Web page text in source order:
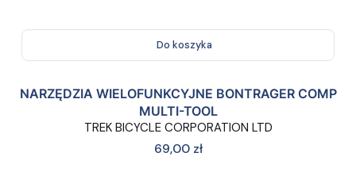
Do koszyka
NARZĘDZIA WIELOFUNKCYJNE BONTRAGER COMP
MULTI-TOOL
TREK BICYCLE CORPORATION LTD
Cena
69,00 zł